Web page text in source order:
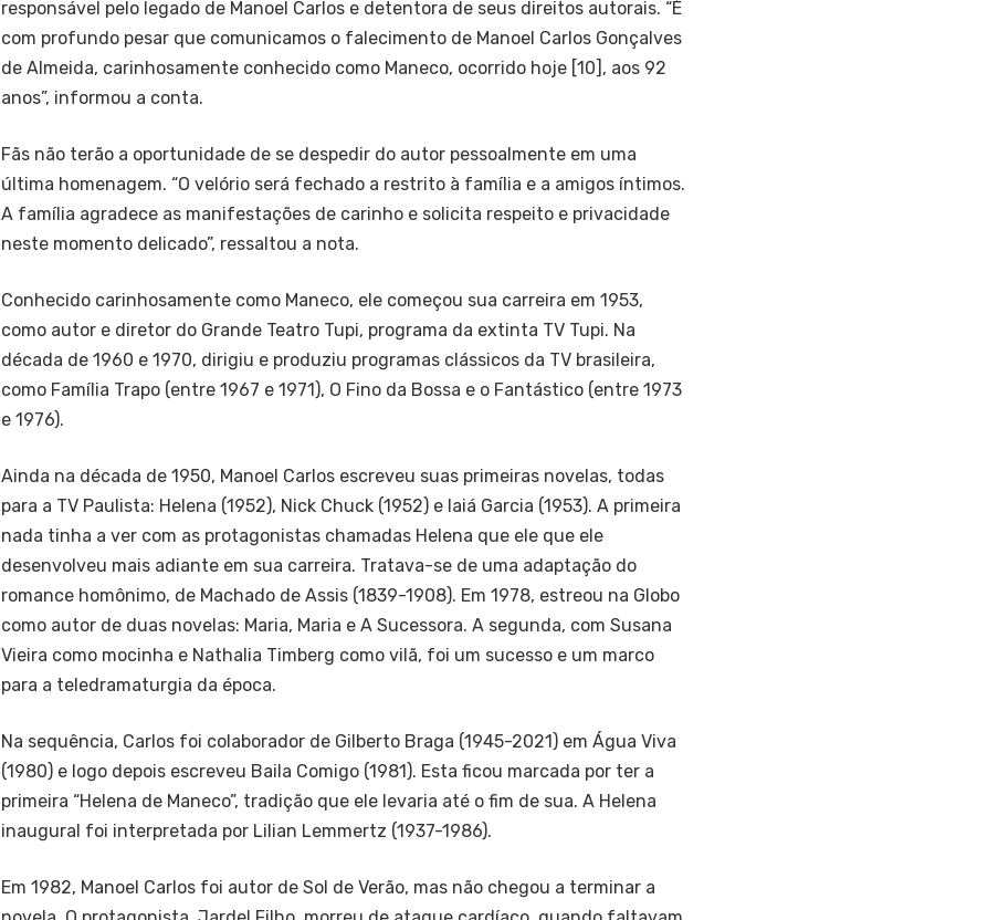
responsável pelo legado de Manoel Carlos e detentora de seus direitos autorais. “É
com profundo pesar que comunicamos o falecimento de Manoel Carlos Gonçalves
de Almeida, carinhosamente conhecido como Maneco, ocorrido hoje [10], aos 92
anos”, informou a conta.
Fãs não terão a oportunidade de se despedir do autor pessoalmente em uma
última homenagem. “O velório será fechado a restrito à família e a amigos íntimos.
A família agradece as manifestações de carinho e solicita respeito e privacidade
neste momento delicado”, ressaltou a nota.
Conhecido carinhosamente como Maneco, ele começou sua carreira em 1953,
como autor e diretor do Grande Teatro Tupi, programa da extinta TV Tupi. Na
década de 1960 e 1970, dirigiu e produziu programas clássicos da TV brasileira,
como Família Trapo (entre 1967 e 1971), O Fino da Bossa e o Fantástico (entre 1973
e 1976).
Ainda na década de 1950, Manoel Carlos escreveu suas primeiras novelas, todas
para a TV Paulista: Helena (1952), Nick Chuck (1952) e Iaiá Garcia (1953). A primeira
nada tinha a ver com as protagonistas chamadas Helena que ele que ele
desenvolveu mais adiante em sua carreira. Tratava-se de uma adaptação do
romance homônimo, de Machado de Assis (1839-1908). Em 1978, estreou na Globo
como autor de duas novelas: Maria, Maria e A Sucessora. A segunda, com Susana
Vieira como mocinha e Nathalia Timberg como vilã, foi um sucesso e um marco
para a teledramaturgia da época.
Na sequência, Carlos foi colaborador de Gilberto Braga (1945-2021) em Água Viva
(1980) e logo depois escreveu Baila Comigo (1981). Esta ficou marcada por ter a
primeira “Helena de Maneco”, tradição que ele levaria até o fim de sua. A Helena
inaugural foi interpretada por Lilian Lemmertz (1937-1986).
Em 1982, Manoel Carlos foi autor de Sol de Verão, mas não chegou a terminar a